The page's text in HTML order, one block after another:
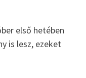
első hetében
is lesz, ezeket